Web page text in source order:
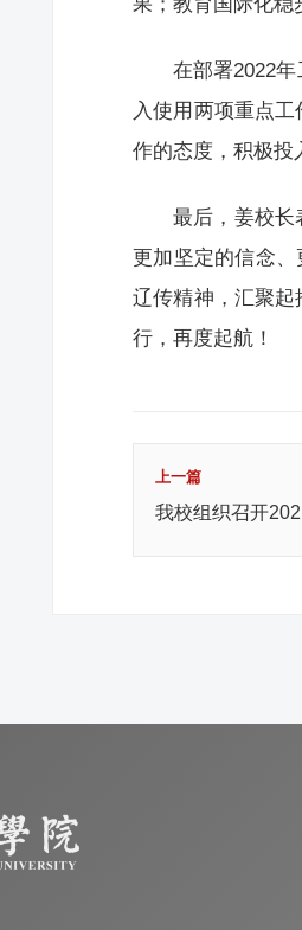
在部署2022
入使用两项重点
作的态度，积极投
最后，姜校长
更加坚定的信念
辽传精神，汇聚
行，再度起航！
上一篇
我校组织召开